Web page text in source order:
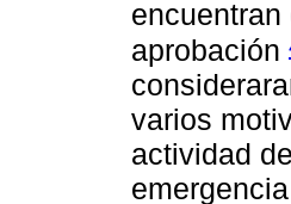
aprobación
varios
actividad